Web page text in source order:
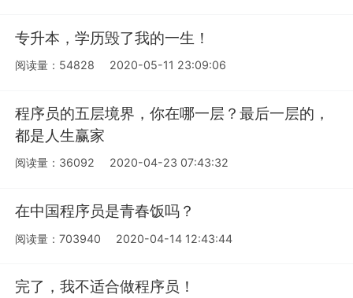
专升本，学历毁了我的一生！
阅读量：54828 2020-05-11 23:09:06
程序员的五层境界，你在哪一层？最后一层的，
都是人生赢家
阅读量：36092 2020-04-23 07:43:32
在中国程序员是青春饭吗？
阅读量：703940 2020-04-14 12:43:44
完了，我不适合做程序员！